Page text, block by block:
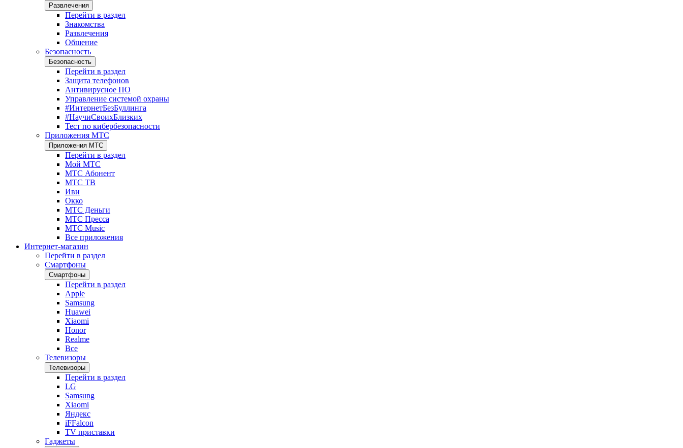
Развлечения
Перейти в раздел
Знакомства
Развлечения
Общение
Безопасность
Безопасность
Перейти в раздел
Защита телефонов
Антивирусное ПО
Управление системой охраны
#ИнтернетБезБуллинга
#НаучиСвоихБлизких
Тест по кибербезопасности
Приложения МТС
Приложения МТС
Перейти в раздел
Мой МТС
МТС Абонент
МТС ТВ
Иви
Окко
МТС Деньги
МТС Пресса
МТС Music
Все приложения
Интернет-магазин
Перейти в раздел
Смартфоны
Смартфоны
Перейти в раздел
Apple
Samsung
Huawei
Xiaomi
Honor
Realme
Все
Телевизоры
Телевизоры
Перейти в раздел
LG
Samsung
Xiaomi
Яндекс
iFFalcon
TV приставки
Гаджеты